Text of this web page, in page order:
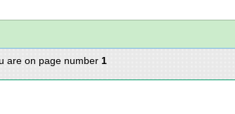
are on page number 1